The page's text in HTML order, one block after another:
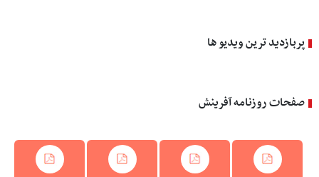
پربازدید ترین ویدیو ها
صفحات روزنامه آفرینش